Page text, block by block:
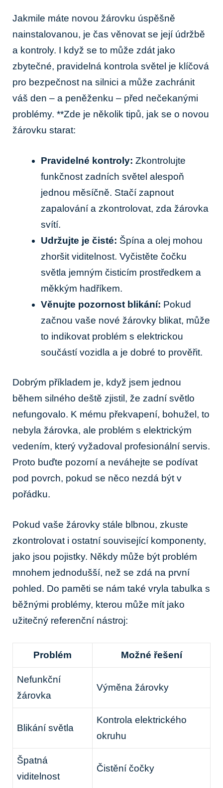
Jakmile máte novou žárovku úspěšně
nainstalovanou, je čas věnovat se její údržbě
a kontroly. I když se to může zdát jako
zbytečné, pravidelná kontrola světel je klíčová
pro bezpečnost na silnici a může zachránit
váš den – a peněženku – před nečekanými
problémy. **Zde je několik tipů, jak se o novou
žárovku starat:
Pravidelné kontroly: Zkontrolujte
funkčnost zadních světel alespoň
jednou měsíčně. Stačí zapnout
zapalování a zkontrolovat, zda žárovka
svítí.
Udržujte je čisté: Špína a olej mohou
zhoršit viditelnost. Vyčistěte čočku
světla jemným čisticím prostředkem a
měkkým hadříkem.
Věnujte pozornost blikání: Pokud
začnou vaše nové žárovky blikat, může
to indikovat problém s elektrickou
součástí vozidla a je dobré to prověřit.
Dobrým příkladem je, když jsem jednou
během silného deště zjistil, že zadní světlo
nefungovalo. K mému překvapení, bohužel, to
nebyla žárovka, ale problém s elektrickým
vedením, který vyžadoval profesionální servis.
Proto buďte pozorní a neváhejte se podívat
pod povrch, pokud se něco nezdá být v
pořádku.
Pokud vaše žárovky stále blbnou, zkuste
zkontrolovat i ostatní související komponenty,
jako jsou pojistky. Někdy může být problém
mnohem jednodušší, než se zdá na první
pohled. Do paměti se nám také vryla tabulka s
běžnými problémy, kterou může mít jako
užitečný referenční nástroj:
Problém Možné řešení
Nefunkční
žárovka
Výměna žárovky
Blikání světla
Kontrola elektrického
okruhu
Špatná
viditelnost
Čistění čočky